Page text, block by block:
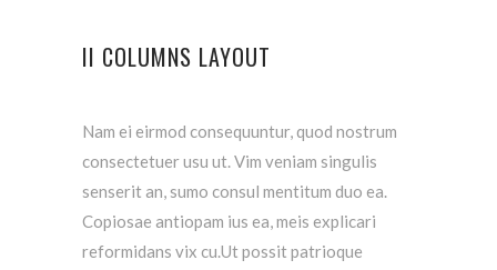
II COLUMNS LAYOUT
Nam ei eirmod consequuntur, quod nostrum
consectetuer usu ut. Vim veniam singulis
senserit an, sumo consul mentitum duo ea.
Copiosae antiopam ius ea, meis explicari
reformidans vix cu.Ut possit patrioque